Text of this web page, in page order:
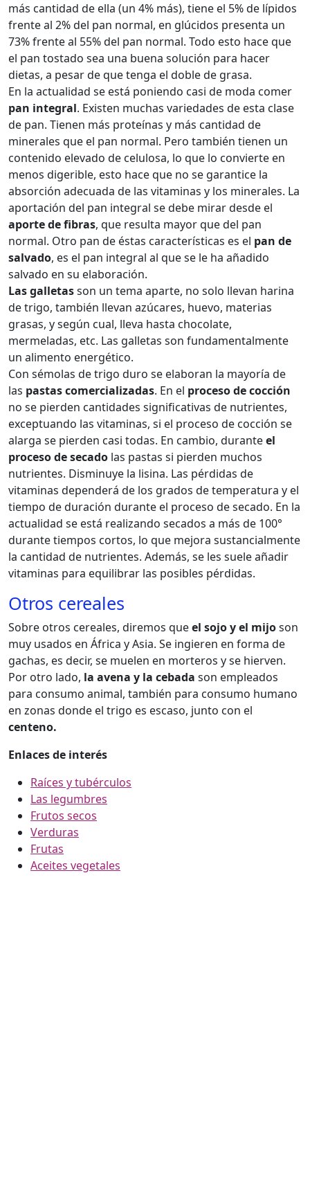
más cantidad de ella (un 4% más), tiene el 5% de lípidos
frente al 2% del pan normal, en glúcidos presenta un
73% frente al 55% del pan normal. Todo esto hace que
el pan tostado sea una buena solución para hacer
dietas, a pesar de que tenga el doble de grasa.
En la actualidad se está poniendo casi de moda comer
pan integral. Existen muchas variedades de esta clase
de pan. Tienen más proteínas y más cantidad de
minerales que el pan normal. Pero también tienen un
contenido elevado de celulosa, lo que lo convierte en
menos digerible, esto hace que no se garantice la
absorción adecuada de las vitaminas y los minerales. La
aportación del pan integral se debe mirar desde el
aporte de fibras, que resulta mayor que del pan
normal. Otro pan de éstas características es el pan de
salvado, es el pan integral al que se le ha añadido
salvado en su elaboración.
Las galletasson un tema aparte, no solo llevan harina
de trigo, también llevan azúcares, huevo, materias
grasas, y según cual, lleva hasta chocolate,
mermeladas, etc. Las galletas son fundamentalmente
un alimento energético.
Con sémolas de trigo duro se elaboran la mayoría de
las pastas comercializadas. En el proceso de cocción
no se pierden cantidades significativas de nutrientes,
exceptuando las vitaminas, si el proceso de cocción se
alarga se pierden casi todas. En cambio, duranteel
proceso de secado las pastas si pierden muchos
nutrientes. Disminuye la lisina. Las pérdidas de
vitaminas dependerá de los grados de temperatura y el
tiempo de duración durante el proceso de secado. En la
actualidad se está realizando secados a más de 100°
durante tiempos cortos, lo que mejora sustancialmente
la cantidad de nutrientes. Además, se les suele añadir
vitaminas para equilibrar las posibles pérdidas.
Otros cereales
Sobre otros cereales, diremos queel sojo y el mijoson
muy usados en África y Asia. Se ingieren en forma de
gachas, es decir, se muelen en morteros y se hierven.
Por otro lado, la avena y la cebada son empleados
para consumo animal, también para consumo humano
en zonas donde el trigo es escaso, junto con el
centeno.
Enlaces de interés
Raíces y tubérculos
Las legumbres
Frutos secos
Verduras
Frutas
Aceites vegetales